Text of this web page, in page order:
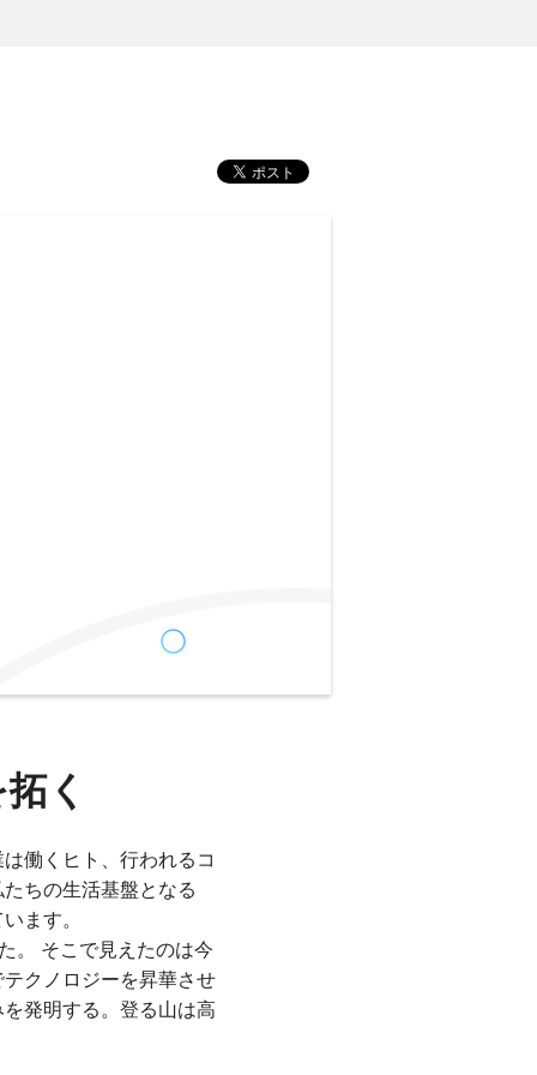
く
働くヒト、行われるコ
ちの生活基盤となる
ます。
。 そこで見えたのは今
クノロジーを昇華させ
発明する。登る山は高